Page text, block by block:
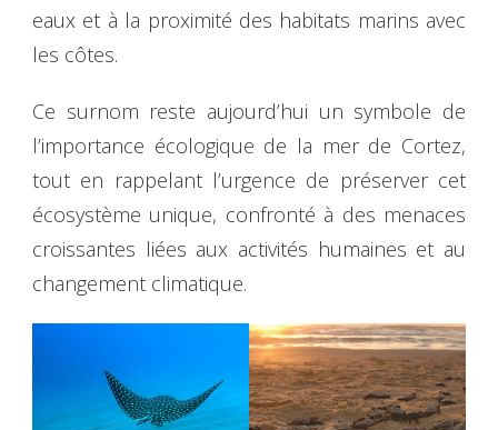
eaux et à la proximité des habitats marins avec
les côtes.
Ce surnom reste aujourd’hui un symbole de
l’importance écologique de la mer de Cortez,
tout en rappelant l’urgence de préserver cet
écosystème unique, confronté à des menaces
croissantes liées aux activités humaines et au
changement climatique.